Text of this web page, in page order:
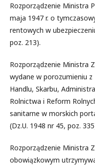
Rozporządzenie Ministra
maja 1947 r. o
rentowych w
poz. 213).
Rozporządzenie Ministra
wydane w porozumieniu z
Handlu, Skarbu,
Rolnictwa i Reform
sanitarne w morskich
(Dz.U. 1948 nr 45, poz.
Rozporządzenie Ministra
obowiązkowym